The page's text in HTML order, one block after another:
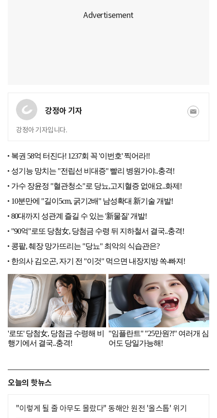
강정아 기자
강정아 기자입니다.
오늘의 핫뉴스
"이렇게 될 줄 아무도 몰랐다" 동해안 원전 '올스톱' 위기